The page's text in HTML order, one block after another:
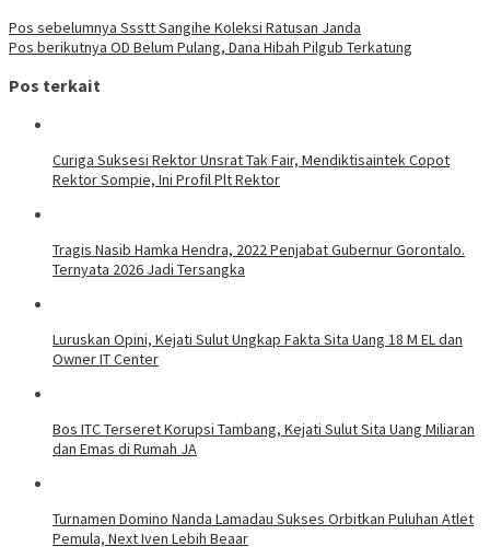
Pos sebelumnya Ssstt Sangihe Koleksi Ratusan Janda
Pos berikutnya OD Belum Pulang, Dana Hibah Pilgub Terkatung
Pos terkait
Curiga Suksesi Rektor Unsrat Tak Fair, Mendiktisaintek Copot
Rektor Sompie, Ini Profil Plt Rektor
Tragis Nasib Hamka Hendra, 2022 Penjabat Gubernur Gorontalo.
Ternyata 2026 Jadi Tersangka
Luruskan Opini, Kejati Sulut Ungkap Fakta Sita Uang 18 M EL dan
Owner IT Center
Bos ITC Terseret Korupsi Tambang, Kejati Sulut Sita Uang Miliaran
dan Emas di Rumah JA
Turnamen Domino Nanda Lamadau Sukses Orbitkan Puluhan Atlet
Pemula, Next Iven Lebih Beaar